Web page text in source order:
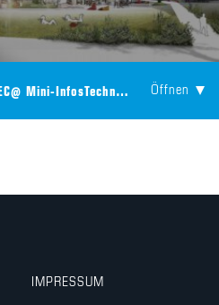
Mini-Infos Technologie: CEILTEC®
Öffnen
IMPRESSUM